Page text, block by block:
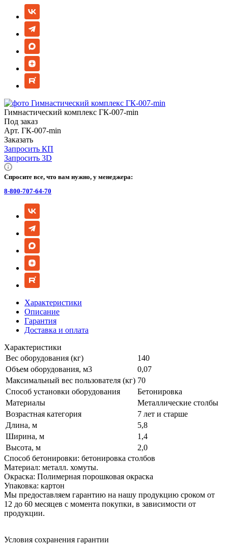
Гимнастический комплекс ГК-007-min
Под заказ
Арт. ГК-007-min
Заказать
Запросить КП
Запросить 3D
Спросите все, что вам нужно, у менеджера:
8-800-707-64-70
Характеристики
Описание
Гарантия
Доставка и оплата
Характеристики
Вес оборудования (кг)
140
Объем оборудования, м3
0,07
Максимальный вес пользователя (кг) 70
Способ установки оборудования
Бетонировка
Материалы
Металлические столбы
Возрастная категория
7 лет и старше
Длина, м
5,8
Ширина, м
1,4
Высота, м
2,0
Способ бетонировки: бетонировка столбов
Материал: металл. хомуты.
Окраска: Полимерная порошковая окраска
Упаковка: картон
Мы предоставляем гарантию на нашу продукцию сроком от
12 до 60 месяцев с момента покупки, в зависимости от
продукции.
Условия сохранения гарантии